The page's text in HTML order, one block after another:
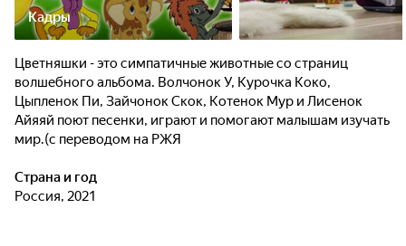
Кадры
Цветняшки - это симпатичные животные со страниц
волшебного альбома. Волчонок У, Курочка Коко,
Цыпленок Пи, Зайчонок Скок, Котенок Мур и Лисенок
Айяяй поют песенки, играют и помогают малышам изучать
мир.(с переводом на РЖЯ
Страна и год
Россия, 2021